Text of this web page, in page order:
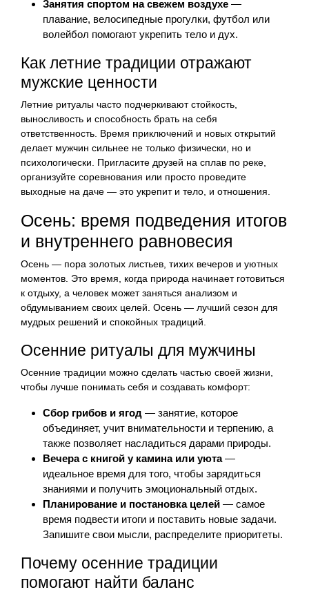
Занятия спортом на свежем воздухе —
плавание, велосипедные прогулки, футбол или
волейбол помогают укрепить тело и дух.
Как летние традиции отражают
мужские ценности
Летние ритуалы часто подчеркивают стойкость,
выносливость и способность брать на себя
ответственность. Время приключений и новых открытий
делает мужчин сильнее не только физически, но и
психологически. Пригласите друзей на сплав по реке,
организуйте соревнования или просто проведите
выходные на даче — это укрепит и тело, и отношения.
Осень: время подведения итогов
и внутреннего равновесия
Осень — пора золотых листьев, тихих вечеров и уютных
моментов. Это время, когда природа начинает готовиться
к отдыху, а человек может заняться анализом и
обдумыванием своих целей. Осень — лучший сезон для
мудрых решений и спокойных традиций.
Осенние ритуалы для мужчины
Осенние традиции можно сделать частью своей жизни,
чтобы лучше понимать себя и создавать комфорт:
Сбор грибов и ягод — занятие, которое
объединяет, учит внимательности и терпению, а
также позволяет насладиться дарами природы.
Вечера с книгой у камина или уюта—
идеальное время для того, чтобы зарядиться
знаниями и получить эмоциональный отдых.
Планирование и постановка целей — самое
время подвести итоги и поставить новые задачи.
Запишите свои мысли, распределите приоритеты.
Почему осенние традиции
помогают найти баланс